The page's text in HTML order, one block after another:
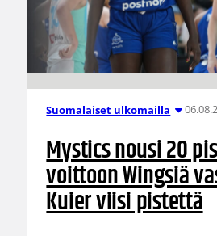
Suomalaiset ulkomailla
Mystics nousi 20
voittoon Wingsiä
Kuier viisi pistettä